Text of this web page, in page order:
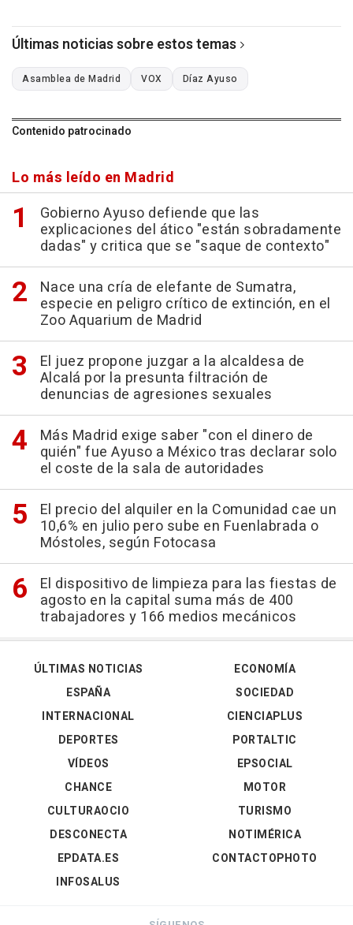
Últimas noticias sobre estos temas
Asamblea de Madrid VOX Díaz Ayuso
Contenido patrocinado
Lo más leído en Madrid
Gobierno Ayuso defiende que las
explicaciones del ático "están sobradamente
dadas" y critica que se "saque de contexto"
Nace una cría de elefante de Sumatra,
especie en peligro crítico de extinción, en el
Zoo Aquarium de Madrid
El juez propone juzgar a la alcaldesa de
Alcalá por la presunta filtración de
denuncias de agresiones sexuales
Más Madrid exige saber "con el dinero de
quién" fue Ayuso a México tras declarar solo
el coste de la sala de autoridades
El precio del alquiler en la Comunidad cae un
10,6% en julio pero sube en Fuenlabrada o
Móstoles, según Fotocasa
El dispositivo de limpieza para las fiestas de
agosto en la capital suma más de 400
trabajadores y 166 medios mecánicos
ÚLTIMAS NOTICIAS
ESPAÑA
INTERNACIONAL
DEPORTES
VÍDEOS
ECONOMÍA
SOCIEDAD
CIENCIAPLUS
PORTALTIC
EPSOCIAL
CHANCE
CULTURAOCIO
DESCONECTA
EPDATA.ES
INFOSALUS
MOTOR
TURISMO
NOTIMÉRICA
CONTACTOPHOTO